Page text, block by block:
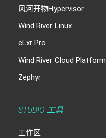
风河开物Hypervisor
Wind River Linux
eLxr Pro
Wind River Cloud Platform
Zephyr
STUDIO 工具
工作区